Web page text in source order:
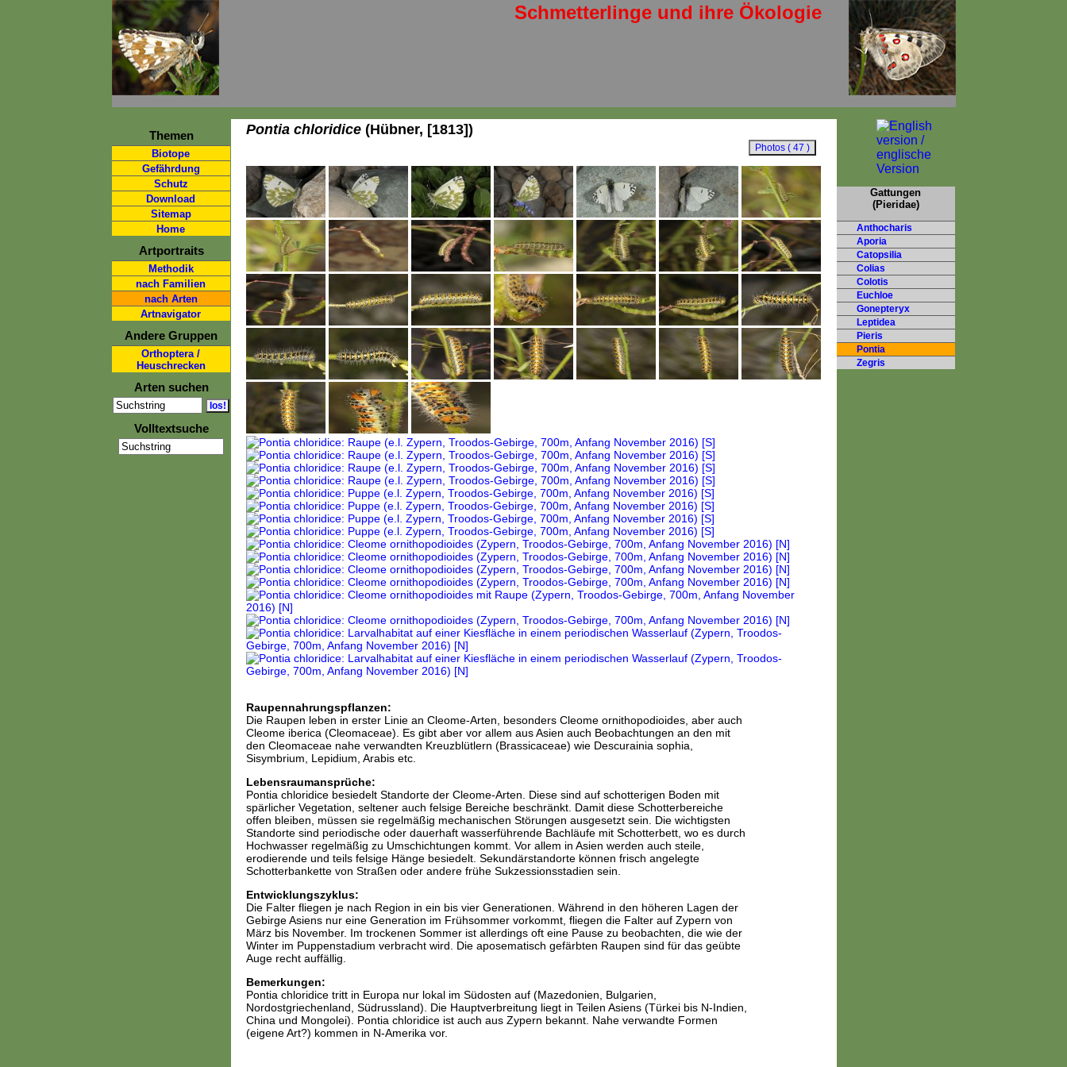
Schmetterlinge und ihre Ökologie
Themen
Biotope
Gefährdung
Schutz
Download
Sitemap
Home
Artportraits
Methodik
nach Familien
nach Arten
Artnavigator
Andere Gruppen
Orthoptera /
Heuschrecken
Arten suchen
Volltextsuche
Pontia chloridice(Hübner, [1813])
Raupennahrungspflanzen:
Die Raupen leben in erster Linie an Cleome-Arten, besonders Cleome ornithopodioides, aber auch
Cleome iberica (Cleomaceae). Es gibt aber vor allem aus Asien auch Beobachtungen an den mit
den Cleomaceae nahe verwandten Kreuzblütlern (Brassicaceae) wie Descurainia sophia,
Sisymbrium, Lepidium, Arabis etc.
Lebensraumansprüche:
Pontia chloridice besiedelt Standorte der Cleome-Arten. Diese sind auf schotterigen Boden mit
spärlicher Vegetation, seltener auch felsige Bereiche beschränkt. Damit diese Schotterbereiche
offen bleiben, müssen sie regelmäßig mechanischen Störungen ausgesetzt sein. Die wichtigsten
Standorte sind periodische oder dauerhaft wasserführende Bachläufe mit Schotterbett, wo es durch
Hochwasser regelmäßig zu Umschichtungen kommt. Vor allem in Asien werden auch steile,
erodierende und teils felsige Hänge besiedelt. Sekundärstandorte können frisch angelegte
Schotterbankette von Straßen oder andere frühe Sukzessionsstadien sein.
Entwicklungszyklus:
Die Falter fliegen je nach Region in ein bis vier Generationen. Während in den höheren Lagen der
Gebirge Asiens nur eine Generation im Frühsommer vorkommt, fliegen die Falter auf Zypern von
März bis November. Im trockenen Sommer ist allerdings oft eine Pause zu beobachten, die wie der
Winter im Puppenstadium verbracht wird. Die aposematisch gefärbten Raupen sind für das geübte
Auge recht auffällig.
Bemerkungen:
Pontia chloridice tritt in Europa nur lokal im Südosten auf (Mazedonien, Bulgarien,
Nordostgriechenland, Südrussland). Die Hauptverbreitung liegt in Teilen Asiens (Türkei bis N-Indien,
China und Mongolei). Pontia chloridice ist auch aus Zypern bekannt. Nahe verwandte Formen
(eigene Art?) kommen in N-Amerika vor.
Gattungen
(Pieridae)
Anthocharis
Aporia
Catopsilia
Colias
Colotis
Euchloe
Gonepteryx
Leptidea
Pieris
Pontia
Zegris